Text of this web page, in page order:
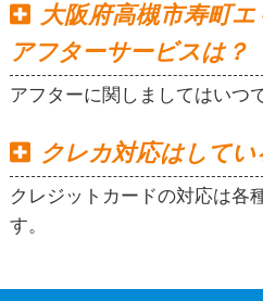
大阪府高槻市寿町エ
アフターサービスは？
アフターに関しましてはいつ
クレカ対応はしてい
クレジットカードの対応は各
す。